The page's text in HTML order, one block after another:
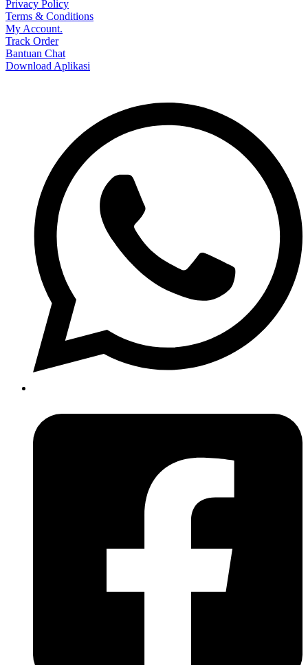
Privacy Policy
Terms & Conditions
My Account.
Track Order
Bantuan Chat
Download Aplikasi